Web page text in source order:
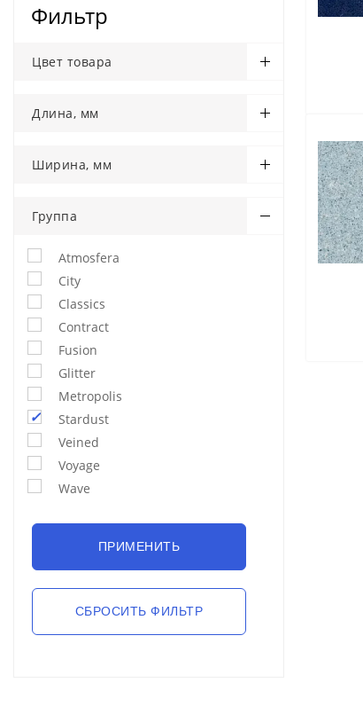
Фильтр
Цвет товара
Длина, мм
Ширина, мм
Группа
Atmosfera
City
Classics
Contract
Fusion
Glitter
Metropolis
Stardust
Veined
Voyage
Wave